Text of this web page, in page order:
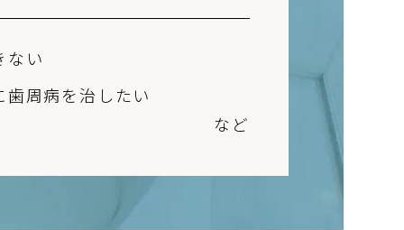
ない
周病を治したい
など